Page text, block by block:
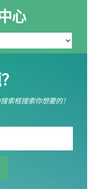
心
索框搜索你想要的！